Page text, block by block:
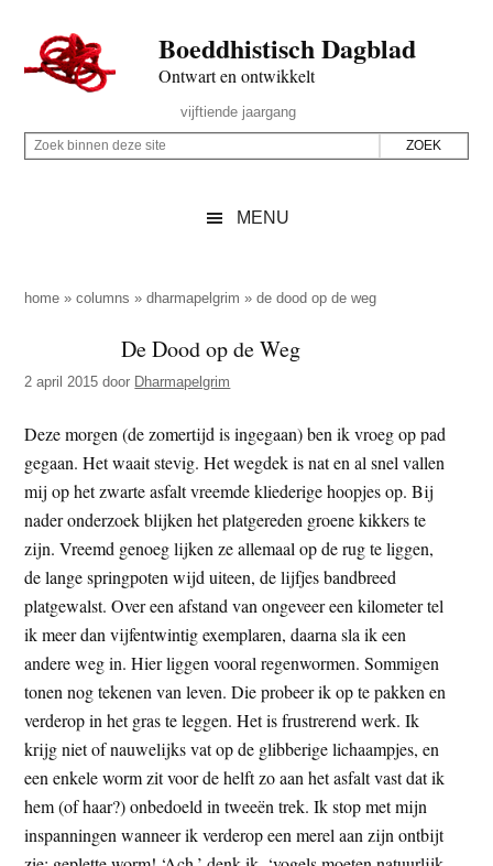
naar
de
inhoud
secondary
naar
de
sidebar
naar
de
Boeddhistisch Dagblad
Ontwart en ontwikkelt
Rechts
vijftiende jaargang
Z
p
z
e
s
i
t
e
Z
i
e
d
e
z
e
s
i
t
e
MENU
home »columns »dharmapelgrim »de dood op de weg
De Dood op de Weg
2 april 2015 door Dharmapelgrim
Deze morgen (de zomertijd is ingegaan) ben ik vroeg op pad
gegaan. Het waait stevig. Het wegdek is nat en al snel vallen
mij op het zwarte asfalt vreemde kliederige hoopjes op. Bij
nader onderzoek blijken het platgereden groene kikkers te
zijn. Vreemd genoeg lijken ze allemaal op de rug te liggen,
de lange springpoten wijd uiteen, de lijfjes bandbreed
platgewalst. Over een afstand van ongeveer een kilometer tel
ik meer dan vijfentwintig exemplaren, daarna sla ik een
andere weg in. Hier liggen vooral regenwormen. Sommigen
tonen nog tekenen van leven. Die probeer ik op te pakken en
verderop in het gras te leggen. Het is frustrerend werk. Ik
krijg niet of nauwelijks vat op de glibberige lichaampjes, en
een enkele worm zit voor de helft zo aan het asfalt vast dat ik
hem (of haar?) onbedoeld in tweeën trek. Ik stop met mijn
inspanningen wanneer ik verderop een merel aan zijn ontbijt